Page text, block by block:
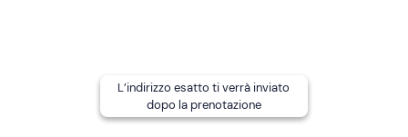
nell'e-mail di conferma della prenotazione per segnalare
la presenza di una persona con disabilità non motoria.
L’indirizzo esatto ti verrà inviato
dopo la prenotazione